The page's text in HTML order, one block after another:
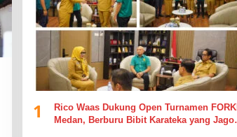
1
Rico Waas Dukung Open Turnamen FORKI
Medan, Berburu Bibit Karateka yang Jago